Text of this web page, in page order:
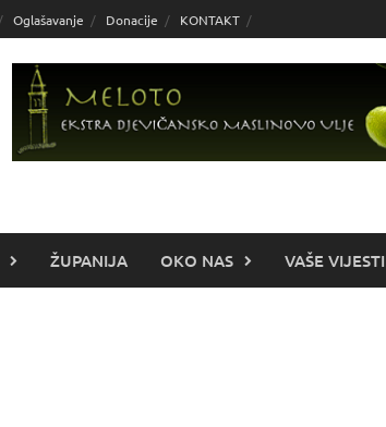
Oglašavanje Donacije KONTAKT
ŽUPANIJA OKO NAS VAŠE VIJESTI